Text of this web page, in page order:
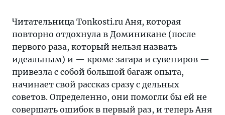
привезла
собой
большой
Читательница Tonkosti.ru Аня, которая
повторно отдохнула в Доминикане (после
первого раза, который нельзя назвать
идеальным) и — кроме загара и сувениров —
привезла с собой большой багаж опыта,
начинает свой рассказ сразу с дельных
советов. Определенно, они помогли бы ей не
совершать ошибок в первый раз, и теперь Аня